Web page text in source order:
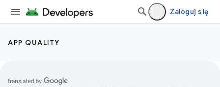
Zaloguj się
APP QUALITY